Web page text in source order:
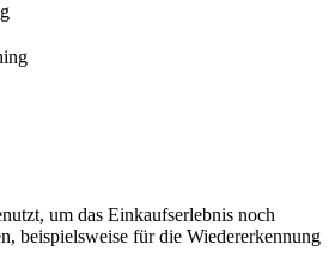
um das Einkaufserlebnis noch
beispielsweise für die Wiedererkennung